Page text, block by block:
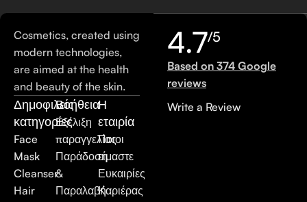
Cosmetics, created using
modern technologies,
are aimed at the health
and beauty of the skin.
Δημοφιλείς
κατηγορίες
Face
Mask
Cleanser
Hair
Βοήθεια
Εξέλιξη
παραγγελίας
Παράδοση
&
Παραλαβή
Η
εταιρία
Ποιοι
είμαστε
Ευκαιρίες
Καριέρας
4.7/5
Based on 374 Google
reviews
Write a Review